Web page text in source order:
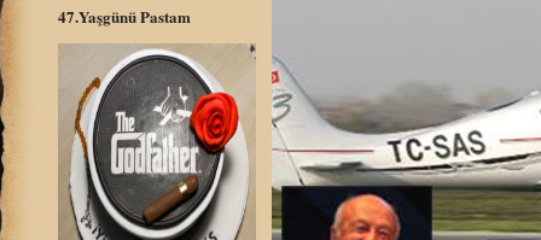
47.Yaşgünü Pastam